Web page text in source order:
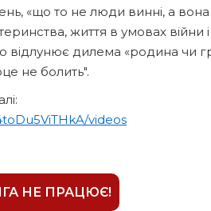
«що то не люди винні, а
життя в умовах війни і
відлунює дилема «родина чи
не болить".
videos
НЕ ПРАЦЮЄ!